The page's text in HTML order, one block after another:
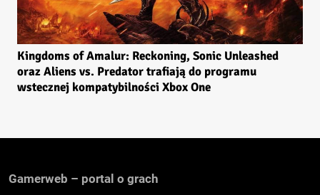
Kingdoms of Amalur: Reckoning, Sonic Unleashed
oraz Aliens vs. Predator trafiają do programu
wstecznej kompatybilności Xbox One
Gamerweb – portal o grach